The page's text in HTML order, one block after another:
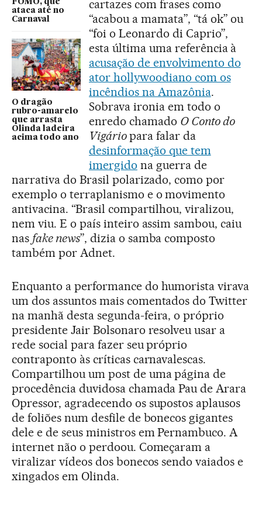
FOMO, que
ataca até no
Carnaval
O dragão
rubro-amarelo
que arrasta
Olinda ladeira
acima todo ano
cartazes com frases como
“acabou a mamata”, “tá ok” ou
“foi o Leonardo di Caprio”,
esta última uma referência à
acusação de envolvimento do
ator hollywoodiano com os
incêndios na Amazônia.
Sobrava ironia em todo o
enredo chamado O Conto do
Vigáriopara falar da
desinformação que tem
imergido na guerra de
narrativa do Brasil polarizado, como por
exemplo o terraplanismo e o movimento
antivacina. “Brasil compartilhou, viralizou,
nem viu. E o país inteiro assim sambou, caiu
nas fake news”, dizia o samba composto
também por Adnet.
Enquanto a performance do humorista virava
um dos assuntos mais comentados do Twitter
na manhã desta segunda-feira, o próprio
presidente Jair Bolsonaro resolveu usar a
rede social para fazer seu próprio
contraponto às críticas carnavalescas.
Compartilhou um post de uma página de
procedência duvidosa chamada Pau de Arara
Opressor, agradecendo os supostos aplausos
de foliões num desfile de bonecos gigantes
dele e de seus ministros em Pernambuco. A
internet não o perdoou. Começaram a
viralizar vídeos dos bonecos sendo vaiados e
xingados em Olinda.